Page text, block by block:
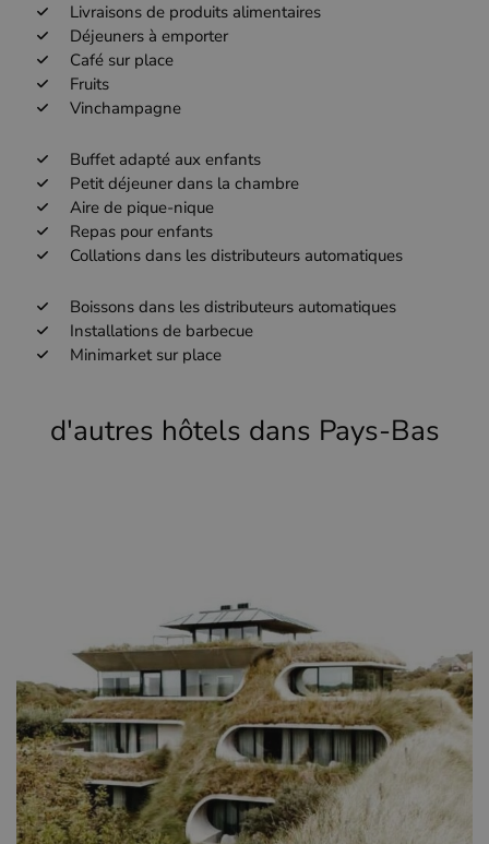
Livraisons de produits alimentaires
Déjeuners à emporter
Café sur place
Fruits
Vinchampagne
Buffet adapté aux enfants
Petit déjeuner dans la chambre
Aire de pique-nique
Repas pour enfants
Collations dans les distributeurs automatiques
Boissons dans les distributeurs automatiques
Installations de barbecue
Minimarket sur place
d'autres hôtels dans Pays-Bas